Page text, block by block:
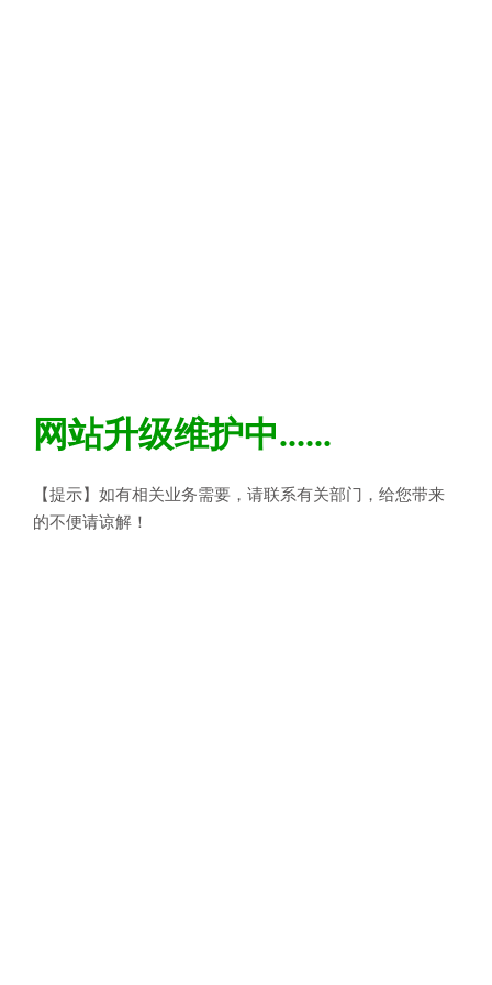
网站升级维护中......
【提示】如有相关业务需要，请联系有关部门，给您带来
的不便请谅解！